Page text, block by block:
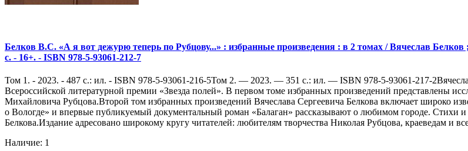
Белков В.С. «А я вот дежурю теперь по Рубцову...» : избранные произведения : в 2 томах / Вячеслав
с. - 16+. - ISBN 978-5-93061-212-7
Том 1. - 2023. - 487 с.: ил. - ISBN 978-5-93061-216-5Том 2. — 2023. — 351 с.: ил. — ISBN 978-5-93061-217-
Всероссийской литературной премии «Звезда полей». В первом томе избранных произведений представлены
Михайловича Рубцова.Второй том избранных произведений Вячеслава Сергеевича Белкова включает широко
о Вологде» и впервые публикуемый документальный роман «Балаган» рассказывают о любимом городе. Стихи и
Белкова.Издание адресовано широкому кругу читателей: любителям творчества Николая Рубцова, краеведам и
Наличие: 1